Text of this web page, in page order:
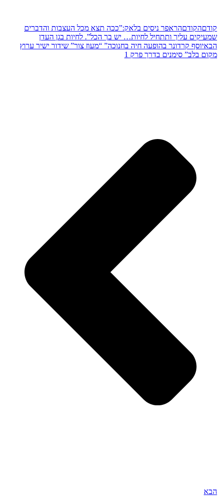
קודםהקודםהראפר ניסים בלאק:”ככה תצא מכל העצבות והדברים
שמעיקים עליך ותתחיל לחיות… יש בך הכל”. לחיות בגן העדן
הבאיוסף קרדונר בהופעה חיה בחנוכה” “מעוז צור” שידור ישיר ערוץ
מקום בלב” סימנים בדרך פרק 1
הבא